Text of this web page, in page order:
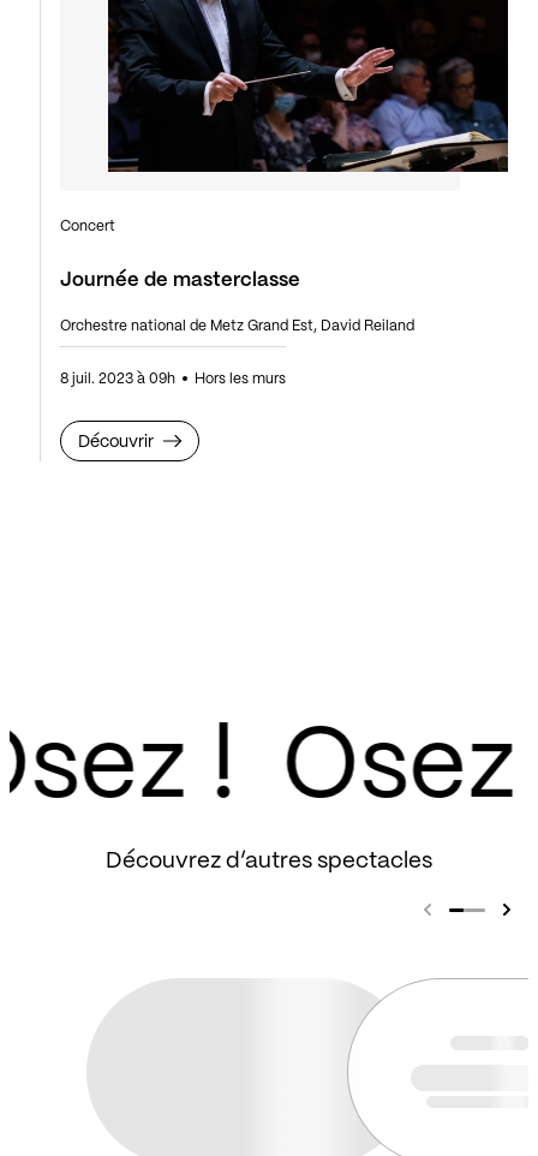
Journée de masterclasse
Concert
Orchestre national de Metz Grand Est, David Reiland
8 juil. 2023 à 09h Hors les murs
Découvrir
!
Découvrez d’autres spectacles